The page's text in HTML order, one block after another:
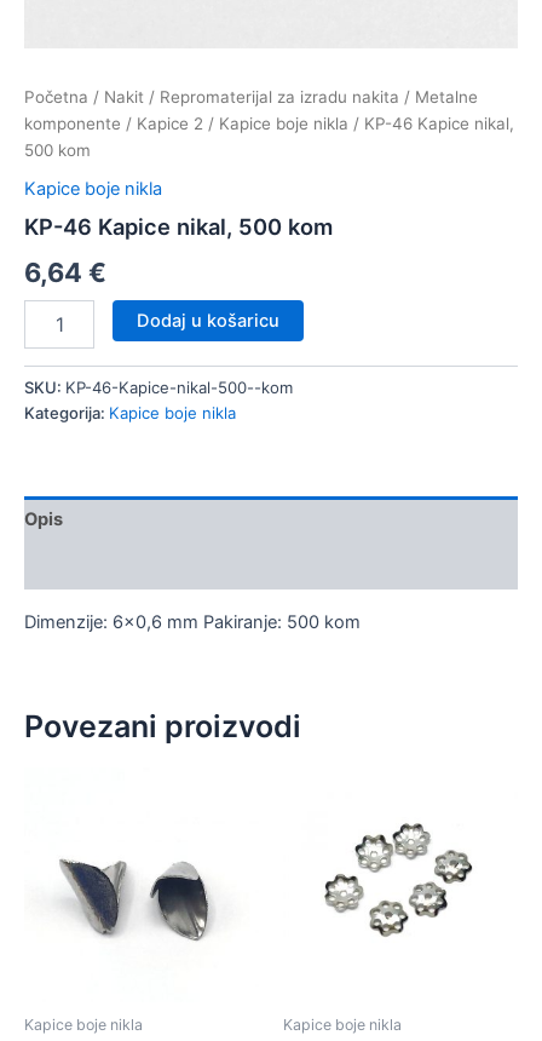
Početna / Nakit / Repromaterijal za izradu nakita / Metalne
komponente / Kapice 2 / Kapice boje nikla / KP-46 Kapice nikal,
500 kom
Kapice boje nikla
KP-46 Kapice nikal, 500 kom
6,64 €
nikal,
500
Dodaj u košaricu
SKU: KP-46-Kapice-nikal-500--kom
Kategorija: Kapice boje nikla
Opis
Dimenzije: 6×0,6 mm Pakiranje: 500 kom
Povezani proizvodi
Kapice boje nikla Kapice boje nikla